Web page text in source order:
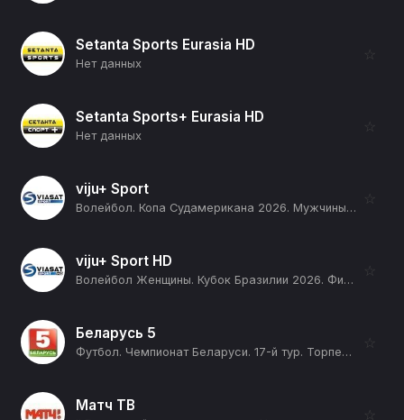
Setanta Sports Eurasia HD
Нет данных
☆
Setanta Sports+ Eurasia HD
Нет данных
☆
viju+ Sport
Волейбол. Копа Судамерикана 2026. Мужчины. День 3. Аргентина - Чили (12+)
☆
viju+ Sport HD
Волейбол Женщины. Кубок Бразилии 2026. Финал Четырех (Лондрина, штат Парана). Полуфинал 2. Гердау Минас - Дентил Прайа (12+)
☆
Беларусь 5
Футбол. Чемпионат Беларуси. 17-й тур. Торпедо- БелАЗ (Жодино) - Динамо (Брест). В перерыве Спорт-центр. Прямая трансляция (12+)
☆
Матч ТВ ☆